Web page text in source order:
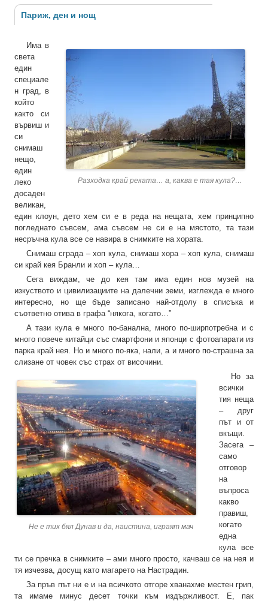
Париж, ден и нощ
Разходка край реката… а, каква е тая кула?…
Има в
света
един
специале
н град, в
който
както си
вървиш и
си
снимаш
нещо,
един
леко
досаден
великан,
един клоун, дето хем си е в реда на нещата, хем принципно
погледнато съвсем, ама съвсем не си е на мястото, та тази
несръчна кула все се навира в снимките на хората.
Снимаш сграда – хоп кула, снимаш хора – хоп кула, снимаш
си край кея Бранли и хоп – кула…
Сега виждам, че до кея там има един нов музей на
изкуството и цивилизациите на далечни земи, изглежда е много
интересно, но ще бъде записано най-отдолу в списъка и
съответно отива в графа “някога, когато…”
А тази кула е много по-банална, много по-ширпотребна и с
много повече китайци със смартфони и японци с фотоапарати из
парка край нея. Но и много по-яка, нали, а и много по-страшна за
слизане от човек със страх от височини.
Не е тих бял Дунав и да, наистина, играят мач
Но за
всички
тия неща
– друг
път и от
вкъщи.
Засега –
само
отговор
на
въпроса
какво
правиш,
когато
една
кула все
ти се пречка в снимките – ами много просто, качваш се на нея и
тя изчезва, досущ като магарето на Настрадин.
За пръв път ни е и на всичкото отгоре хванахме местен грип,
та имаме минус десет точки към издържливост. Е, пак